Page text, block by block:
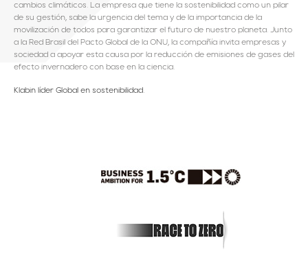
cambios climáticos. La empresa que tiene la sostenibilidad como un pilar
de su gestión, sabe la urgencia del tema y de la importancia de la
movilización de todos para garantizar el futuro de nuestro planeta. Junto
a la Red Brasil del Pacto Global de la ONU, la compañía invita empresas y
sociedad a apoyar esta causa por la reducción de emisiones de gases del
efecto invernadero con base en la ciencia.
Klabin líder Global en sostenibilidad.